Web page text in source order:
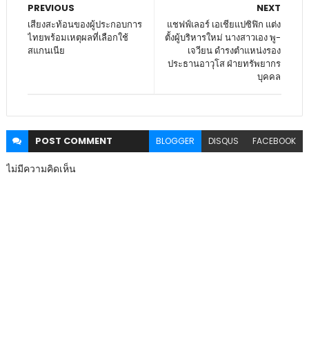
NEXT
แชฟฟ์เลอร์ เอเชียแปซิฟิก แต่ง
ตั้งผู้บริหารใหม่ นางสาวเอง พู-
เจวียน ดำรงตำแหน่งรอง
ประธานอาวุโส ฝ่ายทรัพยากร
บุคคล
PREVIOUS
เสียงสะท้อนของผู้ประกอบการ
ไทยพร้อมเหตุผลที่เลือกใช้
สแกนเนีย
POST COMMENT BLOGGER DISQUS FACEBOOK
ไม่มีความคิดเห็น